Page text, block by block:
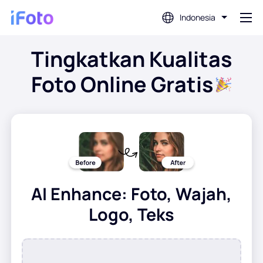
Indonesia
Gabung
Penghapus Latar Belakang
Penambah Foto
Pembuat Gambar Profil
Pembuat Foto Paspor
Tingkatkan Kualitas
Foto Online Gratis
AI Enhance: Foto, Wajah,
Logo, Teks